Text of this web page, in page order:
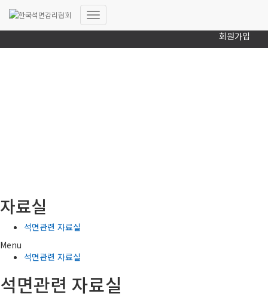
회원가입
내
게
자료실
석면관련 자료실
Menu
석면관련 자료실
석면관련 자료실